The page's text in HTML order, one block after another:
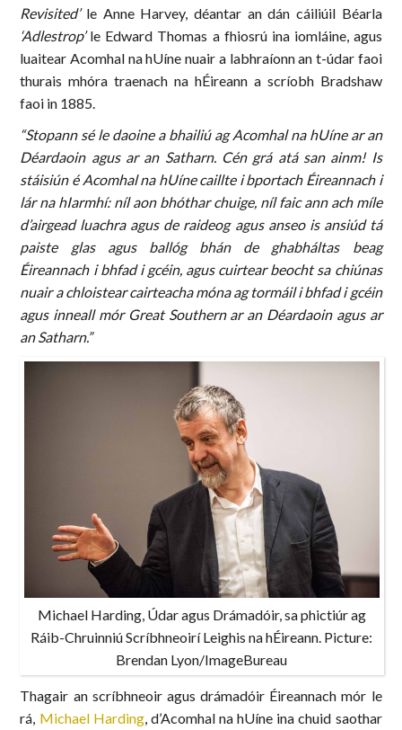
Revisited’le Anne Harvey, déantar an dán cáiliúil Béarla
‘Adlestrop’le Edward Thomas a fhiosrú ina iomláine, agus
luaitear Acomhal na hUíne nuair a labhraíonn an t-údar faoi
thurais mhóra traenach na hÉireann a scríobh Bradshaw
faoi in 1885.
“Stopann sé le daoine a bhailiú ag Acomhal na hUíne ar an
Déardaoin agus ar an Satharn. Cén grá atá san ainm! Is
stáisiún é Acomhal na hUíne caillte i bportach Éireannach i
lár na hIarmhí: níl aon bhóthar chuige, níl faic ann ach míle
d’airgead luachra agus de raideog agus anseo is ansiúd tá
paiste glas agus ballóg bhán de ghabháltas beag
Éireannach i bhfad i gcéin, agus cuirtear beocht sa chiúnas
nuair a chloistear cairteacha móna ag tormáil i bhfad i gcéin
agus inneall mór Great Southern ar an Déardaoin agus ar
an Satharn.”
Michael Harding, Údar agus Drámadóir, sa phictiúr ag
Ráib-Chruinniú Scríbhneoirí Leighis na hÉireann. Picture:
Brendan Lyon/ImageBureau
Thagair an scríbhneoir agus drámadóir Éireannach mór le
rá, Michael Harding, d’Acomhal na hUíne ina chuid saothar